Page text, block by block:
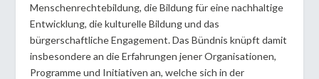
Menschenrechtebildung, die Bildung für eine nachhaltige
Entwicklung, die kulturelle Bildung und das
bürgerschaftliche Engagement. Das Bündnis knüpft damit
insbesondere an die Erfahrungen jener Organisationen,
Programme und Initiativen an, welche sich in der